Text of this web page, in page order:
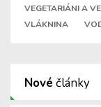
VEGETARIÁNI A
VLÁKNINA
Nové články